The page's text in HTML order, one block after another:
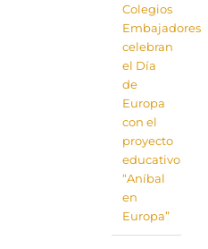
Colegios
Embajadores
celebran
el Día
de
Europa
con el
proyecto
educativo
“Aníbal
en
Europa”